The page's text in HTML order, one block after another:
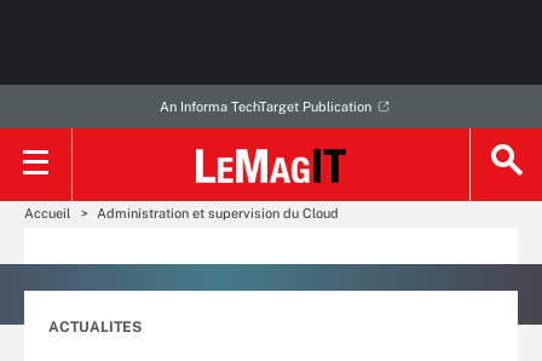
An Informa TechTarget Publication
Accueil Administration et supervision du Cloud
ACTUALITES